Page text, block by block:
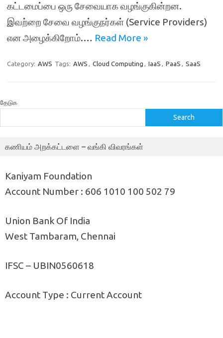
கட்டமைப்பை ஒரு சேவையாக வழங்குகின்றன.
இவற்றை சேவை வழங்குநர்கள் (Service Providers)
என அழைக்கிறோம்.… Read More »
Category: AWS Tags: AWS , Cloud Computing , IaaS , PaaS , SaaS
தேடுக
Search
கணியம் அறக்கட்டளை – வங்கி விவரங்கள்
Kaniyam Foundation
Account Number : 606 1010 100 502 79
Union Bank Of India
West Tambaram, Chennai
IFSC – UBIN0560618
Account Type : Current Account